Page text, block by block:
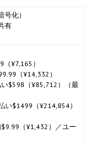
化）
有
¥7,165）
（¥14,332）
い$598（¥85,712）（最
い$1499（¥214,854）
（¥1,432）／ユー